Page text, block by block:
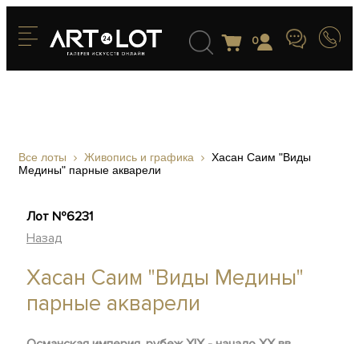
0
Все лоты Живопись и графика
Хасан Саим "Виды
Медины" парные акварели
Лот №6231
Назад
Хасан Саим "Виды Медины"
парные акварели